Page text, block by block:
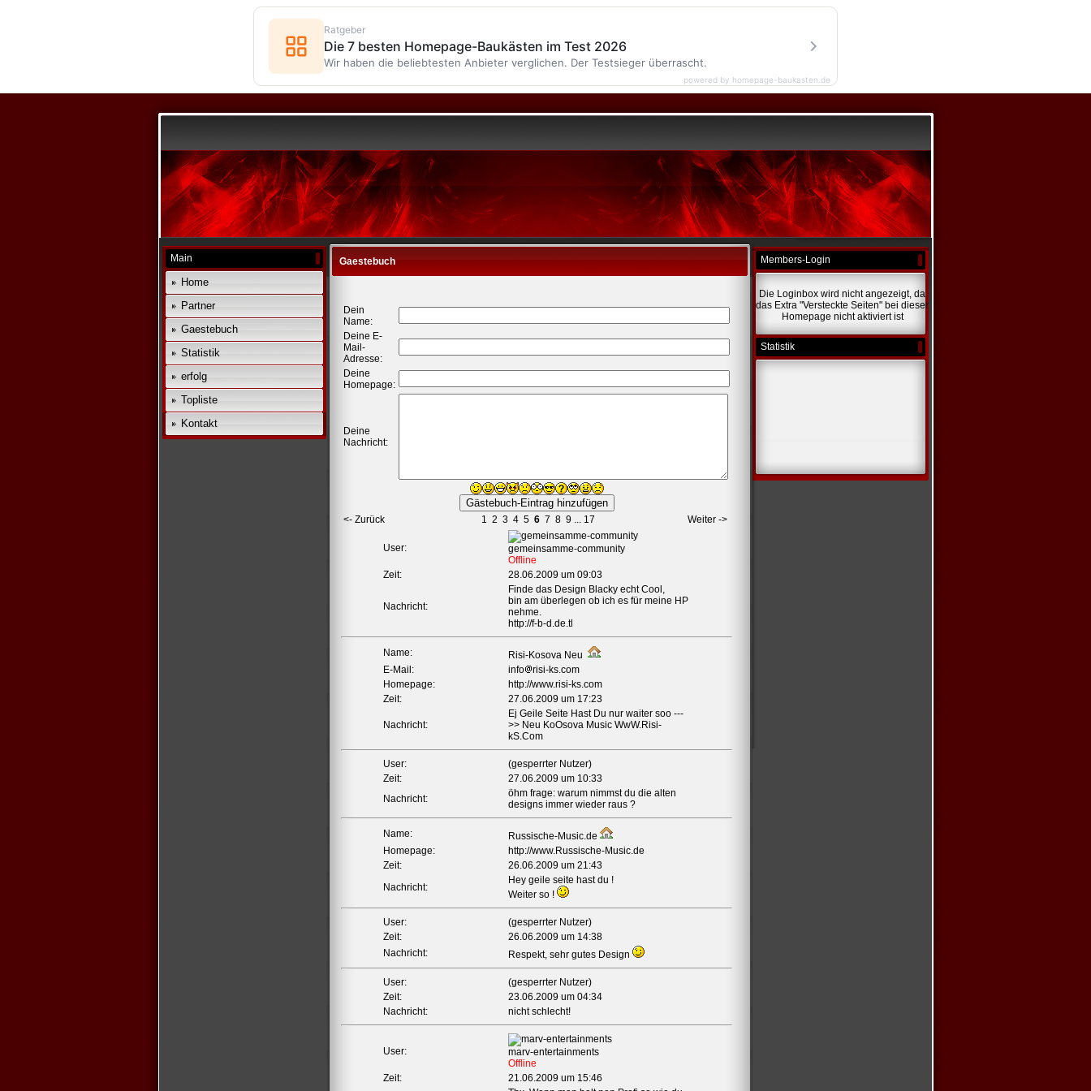
Main
Home
Partner
Gaestebuch
Statistik
erfolg
Topliste
Kontakt
Gaestebuch
Dein
Name:
Deine E-
Mail-
Adresse:
Deine
Homepage:
Deine
Nachricht:
<- Zurück 1 2 3 4 5 6 7 8 9 ... 17 Weiter ->
User:
gemeinsamme-community
Offline
Zeit:
28.06.2009 um 09:03
Nachricht:
Finde das Design Blacky echt Cool,
bin am überlegen ob ich es für meine HP
nehme.
http://f-b-d.de.tl
Name:
Risi-Kosova Neu
E-Mail:
info
risi-ks.com
Homepage:
http://www.risi-ks.com
Zeit:
27.06.2009 um 17:23
Nachricht:
Ej Geile Seite Hast Du nur waiter soo ---
>> Neu KoOsova Music WwW.Risi-
kS.Com
User:
(gesperrter Nutzer)
Zeit:
27.06.2009 um 10:33
Nachricht:
öhm frage: warum nimmst du die alten
designs immer wieder raus ?
Name:
Russische-Music.de
Homepage:
http://www.Russische-Music.de
Zeit:
26.06.2009 um 21:43
Nachricht:
Hey geile seite hast du !
Weiter so !
User:
(gesperrter Nutzer)
Zeit:
26.06.2009 um 14:38
Nachricht:
Respekt, sehr gutes Design
User:
(gesperrter Nutzer)
Zeit:
23.06.2009 um 04:34
Nachricht:
nicht schlecht!
User:
marv-entertainments
Offline
Zeit:
21.06.2009 um 15:46
Members-Login
Die Loginbox wird nicht angezeigt, da
das Extra "Versteckte Seiten" bei dieser
Homepage nicht aktiviert ist
Statistik
Ratgeber
Die 7 besten Homepage-Baukästen im Test 2026
Wir haben die beliebtesten Anbieter verglichen. Der Testsieger überrascht.
powered by homepage-baukasten.de